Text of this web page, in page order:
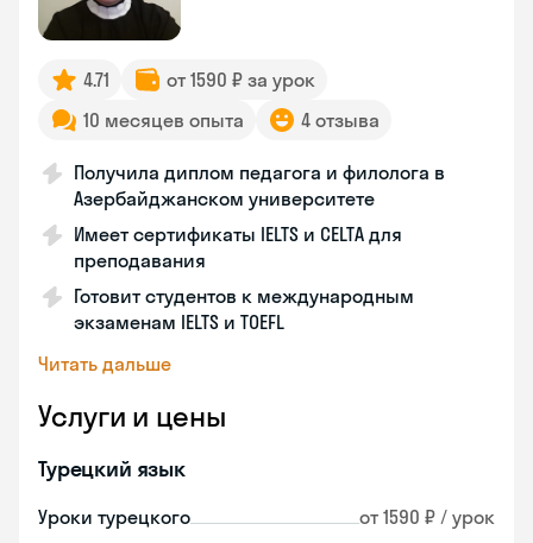
4.71
от 1590 ₽ за урок
10 месяцев опыта
4 отзыва
Получила диплом педагога и филолога в
Азербайджанском университете
Имеет сертификаты IELTS и CELTA для
преподавания
Готовит студентов к международным
экзаменам IELTS и TOEFL
Читать дальше
Услуги и цены
Турецкий язык
Уроки турецкого от 1590 ₽ / урок